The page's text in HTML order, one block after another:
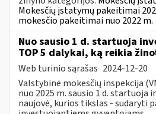
Mokesčių įstatymų pakeitimai
mokesčio pakeitimai nuo 2022 m.
Nuo sausio 1 d. startuoja
TOP 5 dalykai, ką reikia
Web turinio sąrašas 2024-12-20
Valstybinė mokesčių inspekcija
nuo 2025 m. sausio 1 d. startuoja
naujovė, kurios tikslas - sudaryti